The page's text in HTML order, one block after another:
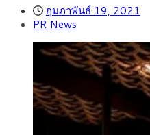
กุมภาพันธ์ 19, 2021
PR News